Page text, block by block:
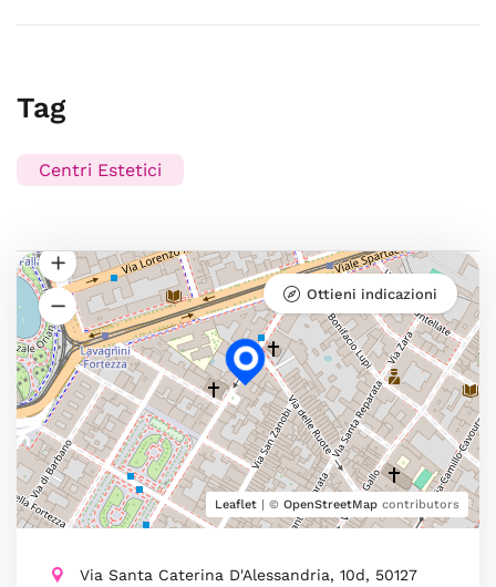
Tag
Centri Estetici
Leaflet | © OpenStreetMap contributors
Ottieni indicazioni
Via Santa Caterina D'Alessandria, 10d, 50127